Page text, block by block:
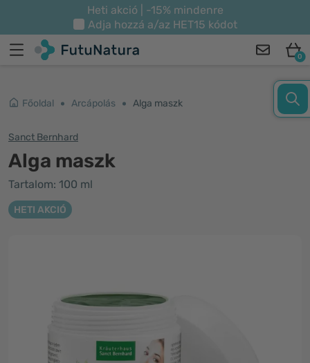
Heti akció | -15% mindenre
Adja hozzá a/az HET15 kódot
0
Főoldal Arcápolás Alga maszk
Sanct Bernhard
Alga maszk
Tartalom: 100 ml
HETI AKCIÓ